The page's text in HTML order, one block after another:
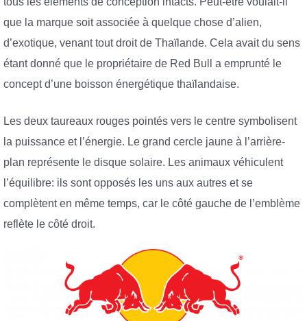
que la marque soit associée à quelque chose d’alien,
d’exotique, venant tout droit de Thaïlande. Cela avait du sens
étant donné que le propriétaire de Red Bull a emprunté le
concept d’une boisson énergétique thaïlandaise.
Les deux taureaux rouges pointés vers le centre symbolisent
la puissance et l’énergie. Le grand cercle jaune à l’arrière-
plan représente le disque solaire. Les animaux véhiculent
l’équilibre: ils sont opposés les uns aux autres et se
complètent en même temps, car le côté gauche de l’emblème
reflète le côté droit.